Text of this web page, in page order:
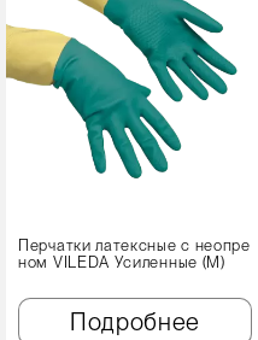
Перчатки латексные с неопре
ном VILEDA Усиленные (М)
Подробнее